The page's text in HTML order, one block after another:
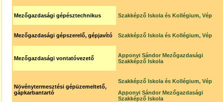
Mezőgazdasági gépésztechnikus Szakképző Iskola és Kollégium, Vép
Mezőgazdasági gépszerelő, gépjavító Szakképző Iskola és Kollégium, Vép
Mezőgazdasági vontatóvezető
Apponyi Sándor Mezőgazdasági
Szakképző Iskola
Növénytermesztési gépüzemeltető,
gápkarbantartó
Szakképző Iskola és Kollégium, Vép
Apponyi Sándor Mezőgazdasági
Szakképző Iskola